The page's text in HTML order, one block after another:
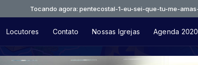
Tocando agora: pentecostal-1-eu-sei-que-tu-me-amas-43a71a
Locutores Contato Nossas Igrejas Agenda 2020